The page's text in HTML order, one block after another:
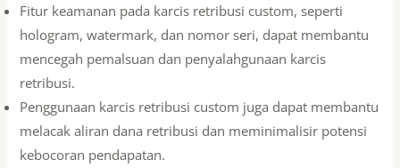
Fitur keamanan pada karcis retribusi custom, seperti
hologram, watermark, dan nomor seri, dapat membantu
mencegah pemalsuan dan penyalahgunaan karcis
retribusi.
Penggunaan karcis retribusi custom juga dapat membantu
melacak aliran dana retribusi dan meminimalisir potensi
kebocoran pendapatan.